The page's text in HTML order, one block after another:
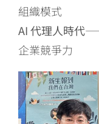
組織模式
AI 代理人時代
企業競爭力